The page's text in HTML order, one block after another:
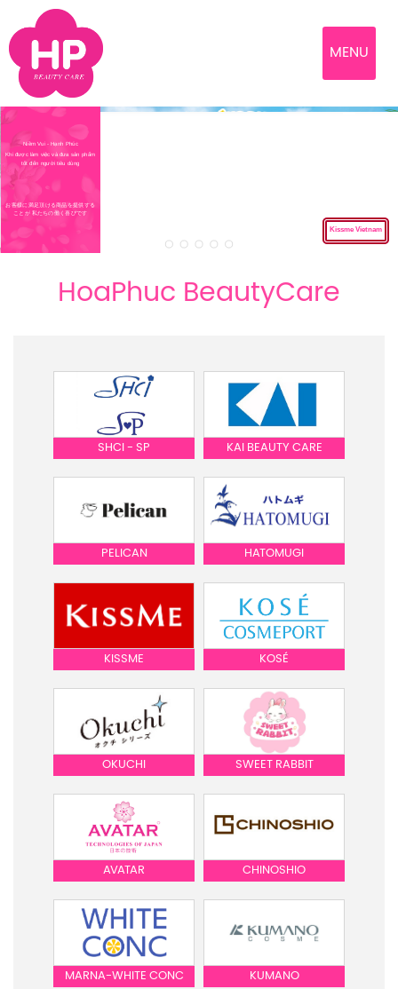
MENU
Niềm Vui - Hạnh Phúc
Khi được làm việc và đưa sản phẩm
tốt đến người tiêu dùng
お客様に満足頂ける商品を提供する
ことが 私たちの働く喜びです
Kissme Vietnam
HoaPhuc BeautyCare
SHCI - SP KAI BEAUTY CARE
PELICAN HATOMUGI
KISSME KOSÉ
OKUCHI SWEET RABBIT
AVATAR CHINOSHIO
MARNA-WHITE CONC KUMANO